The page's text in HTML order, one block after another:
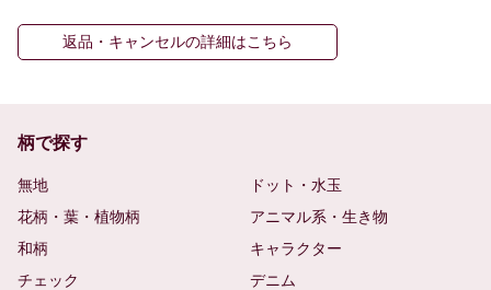
返品・キャンセルの詳細はこちら
柄で探す
無地
ドット・水玉
花柄・葉・植物柄
アニマル系・生き物
和柄
キャラクター
チェック
デニム